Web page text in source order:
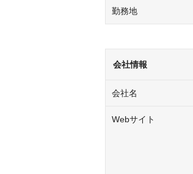
勤務地
会社情報
会社名
Webサイト